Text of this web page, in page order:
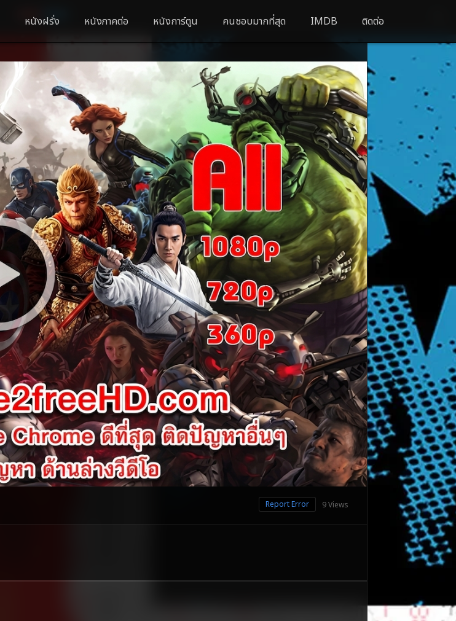
หนังฝรั่ง หนังภาคต่อ หนังการ์ตูน คนชอบมากที่สุด IMDB ติดต่อ
9 Views
Report Error